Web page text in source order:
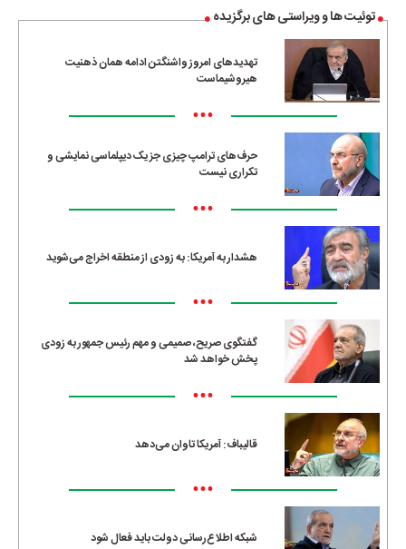
توئیت ها و ویراستی های برگزیده
تهدیدهای امروز واشنگتن ادامه همان ذهنیت
هیروشیماست
•••
حرف‌های ترامپ چیزی جز یک دیپلماسی نمایشی و
تکراری نیست
•••
هشدار به آمریکا: به زودی از منطقه اخراج می‌شوید
•••
گفتگوی صریح، صمیمی و مهم رئیس جمهور به زودی
پخش خواهد شد
•••
قالیباف: آمریکا تاوان می‌دهد
•••
شبکه اطلاع‌رسانی دولت باید فعال شود